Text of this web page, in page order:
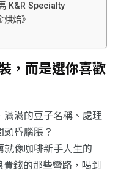
K&R Specialty
焙》
，而是選你喜歡
滿的豆子名稱、處理
昏腦脹？
像咖啡新手人生的
錢的那些彎路，喝到